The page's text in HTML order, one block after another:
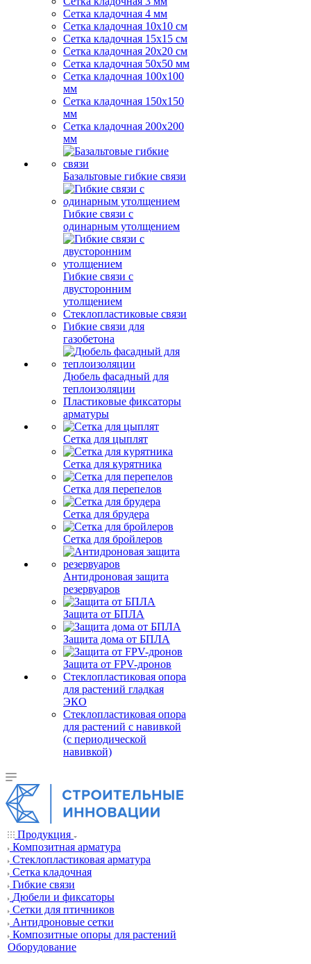
Сетка кладочная 4 мм
Сетка кладочная 10x10 см
Сетка кладочная 15x15 см
Сетка кладочная 20x20 см
Сетка кладочная 50x50 мм
Сетка кладочная 100x100
мм
Сетка кладочная 150x150
мм
Сетка кладочная 200x200
мм
Базальтовые гибкие связи
Гибкие связи с
одинарным утолщением
Гибкие связи с
двусторонним
утолщением
Стеклопластиковые связи
Гибкие связи для
газобетона
Дюбель фасадный для
теплоизоляции
Пластиковые фиксаторы
арматуры
Сетка для цыплят
Сетка для курятника
Сетка для перепелов
Сетка для брудера
Сетка для бройлеров
Антидроновая защита
резервуаров
Защита от БПЛА
Защита дома от БПЛА
Защита от FPV-дронов
Стеклопластиковая опора
для растений гладкая
ЭКО
Стеклопластиковая опора
для растений с навивкой
(с периодической
навивкой)
Продукция
Композитная арматура
Cтеклопластиковая арматура
Сетка кладочная
Гибкие связи
Дюбели и фиксаторы
Сетки для птичников
Антидроновые сетки
Композитные опоры для растений
Оборудование